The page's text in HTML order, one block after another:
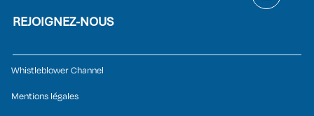
REJOIGNEZ-NOUS
Whistleblower Channel
Mentions légales